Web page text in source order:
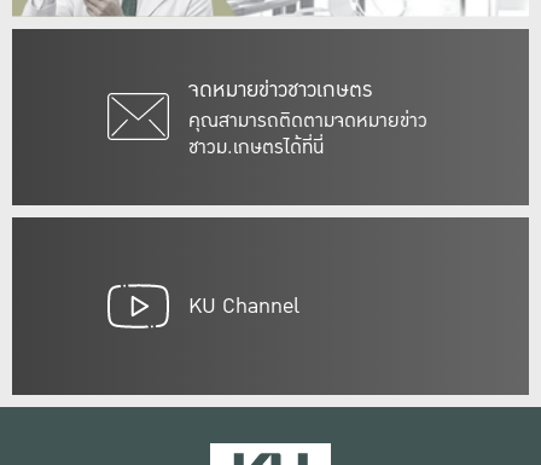
จดหมายข่าวชาวเกษตร
คุณสามารถติดตามจดหมายข่าว
ชาวม.เกษตรได้ที่นี่
KU Channel